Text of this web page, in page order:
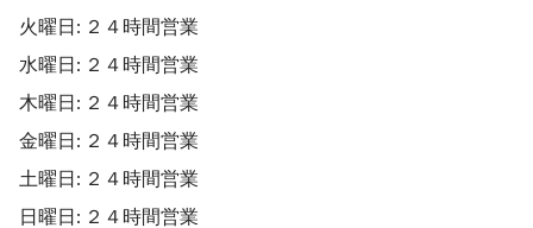
火曜日: ２４時間営業
水曜日: ２４時間営業
木曜日: ２４時間営業
金曜日: ２４時間営業
土曜日: ２４時間営業
日曜日: ２４時間営業